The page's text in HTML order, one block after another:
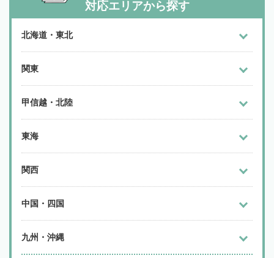
対応エリアから探す
北海道・東北
関東
甲信越・北陸
東海
関西
中国・四国
九州・沖縄